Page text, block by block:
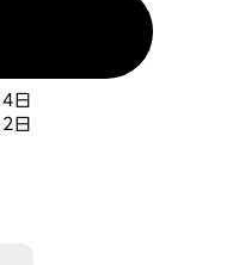
日
日